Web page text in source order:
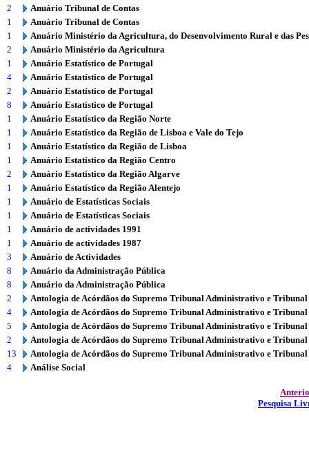
2
Anuário Tribunal de Contas
1
Anuário Tribunal de Contas
1
Anuário Ministério da Agricultura, do Desenvolvimento Rural e das
2
Anuário Ministério da Agricultura
1
Anuário Estatístico de Portugal
4
Anuário Estatístico de Portugal
2
Anuário Estatístico de Portugal
8
Anuário Estatístico de Portugal
1
Anuário Estatístico da Região Norte
1
Anuário Estatístico da Região de Lisboa e Vale do Tejo
1
Anuário Estatístico da Região de Lisboa
1
Anuário Estatístico da Região Centro
2
Anuário Estatístico da Região Algarve
1
Anuário Estatístico da Região Alentejo
1
Anuário de Estatísticas Sociais
1
Anuário de Estatísticas Sociais
1
Anuário de actividades 1991
1
Anuário de actividades 1987
3
Anuário de Actividades
8
Anuário da Administração Pública
8
Anuário da Administração Pública
2
Antologia de Acórdãos do Supremo Tribunal Administrativo e
4
Antologia de Acórdãos do Supremo Tribunal Administrativo e
5
Antologia de Acórdãos do Supremo Tribunal Administrativo e
2
Antologia de Acórdãos do Supremo Tribunal Administrativo e
13
Antologia de Acórdãos do Supremo Tribunal Administrativo e
4
Análise Social
Pesquisa